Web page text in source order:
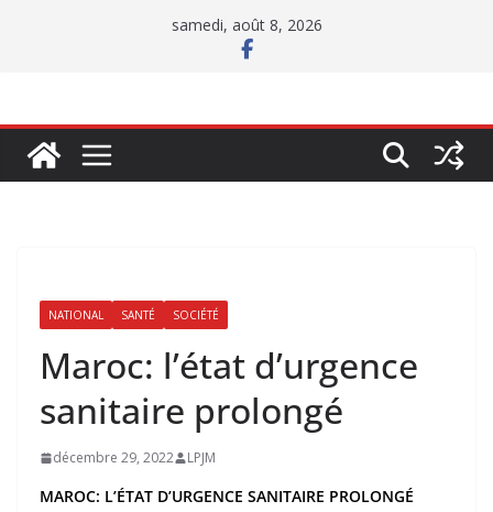
samedi, août 8, 2026
NATIONAL SANTÉ SOCIÉTÉ
Maroc: l’état d’urgence
sanitaire prolongé
décembre 29, 2022 LPJM
MAROC: L’ÉTAT D’URGENCE SANITAIRE PROLONGÉ